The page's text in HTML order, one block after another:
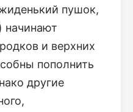
пушок,
начинают
и верхних
пополнить
другие